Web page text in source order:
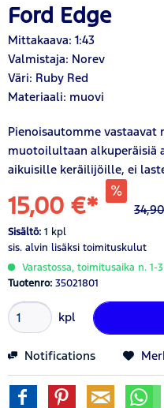
Ford Edge
Mittakaava: 1:43
Valmistaja: Norev
Väri: Ruby Red
Materiaali: muovi
Pienoisautomme
muotoilultaan alkuperäisiä
aikuisille keräilijöille, ei
15,00 €*
Sisältö: 1 kpl
sis. alvin lisäksi toimituskulut
Varastossa, toimitusaika n. 1-
Tuotenro: 35021801
kpl
Notifications